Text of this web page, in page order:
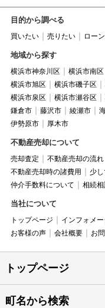
目的から調べる
買いたい 売りたい ロー
地域から探す
横浜市神奈川区 横浜市南区
横浜市旭区
横浜市磯子区
横浜市泉区
横浜市瀬谷区
鎌倉市
藤沢市 綾瀬市
伊勢原市
厚木市
不動産売却について
売却査定 不動産売却の流れ
不動産売却時の諸費用
少
仲介手数料について
相続相
当社について
トップページ インフォメ
お客様の声
会社概要 お
トップページ
町名から検索